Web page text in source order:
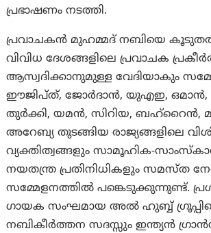
പ്രഭാഷണം നടത്തി.
പ്രവാചകൻ മുഹമ്മദ് നബിയെ
വിവിധ ദേശങ്ങളിലെ പ്രവാചക
ആസ്വദിക്കാനുമുള്ള വേദിയാകും
ഈജിപ്ത്, ജോർദാൻ, യുഎഇ,
തുർക്കി, യമൻ, സിറിയ, ബഹ്‌റൈൻ,
അറേബ്യ തുടങ്ങിയ രാജ്യങ്ങളിലെ
വ്യക്തിത്വങ്ങളും സാമൂഹിക-
നയതന്ത്ര പ്രതിനിധികളും സമസ്ത
സമ്മേളനത്തിൽ പങ്കെടുക്കുന്നുണ്ട്.
ഗായക സംഘമായ അൽ ഹുബ്ബ്‌
നബികീർത്തന സദസ്സും ഇന്ത്യൻ